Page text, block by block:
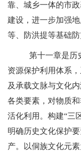
靠、城乡一体的市
建设，进一步加强
等、防洪提等基础
第十一章是历
资源保护利用体系
及承载文脉与文化
各类要素，对物质
活化利用 。构建“三
明确历史文化保护
产。以侗族文化元